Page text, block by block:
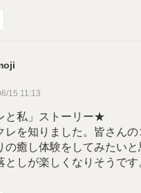
15 11:13
と私」ストーリー★
レを知りました。皆さん
の癒し体験をしてみたい
としが楽しくなりそうです